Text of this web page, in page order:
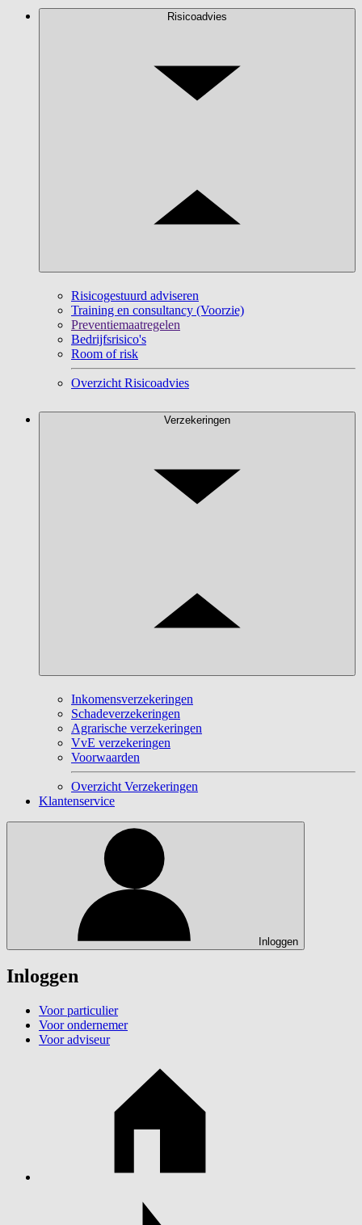
Risicoadvies
Risicogestuurd adviseren
Training en consultancy (Voorzie)
Preventiemaatregelen
Bedrijfsrisico's
Room of risk
Overzicht Risicoadvies
Verzekeringen
Inkomensverzekeringen
Schadeverzekeringen
Agrarische verzekeringen
VvE verzekeringen
Voorwaarden
Overzicht Verzekeringen
Klantenservice
Inloggen
Inloggen
Voor particulier
Voor ondernemer
Voor adviseur